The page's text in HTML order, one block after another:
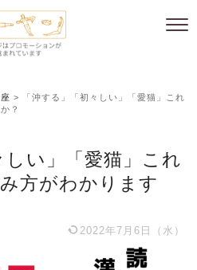
>
「沖する」「初々しい」「愛猫」これ
？
しい」「愛猫」これ
方がわかります
2022年7月6日（水）